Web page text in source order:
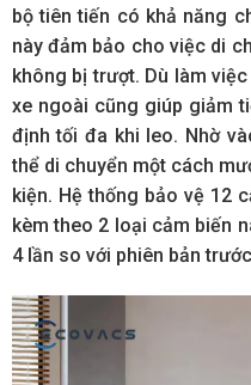
bộ tiên tiến có khả năng
này đảm bảo cho việc di
không bị trượt. Dù làm
xe ngoài cũng giúp giảm
định tối đa khi leo. Nhờ
thể di chuyển một cách
kiện. Hệ thống bảo vệ 12
kèm theo 2 loại cảm biến
4 lần so với phiên bản